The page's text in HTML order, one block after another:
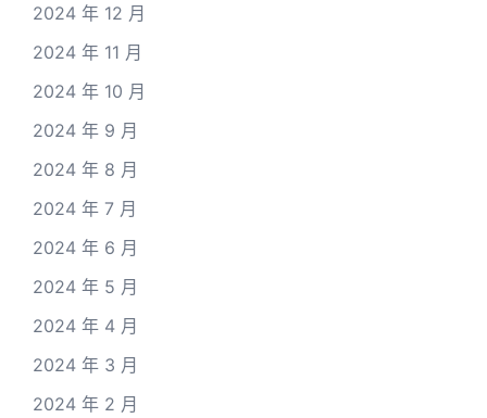
2024 年 12 月
2024 年 11 月
2024 年 10 月
2024 年 9 月
2024 年 8 月
2024 年 7 月
2024 年 6 月
2024 年 5 月
2024 年 4 月
2024 年 3 月
2024 年 2 月